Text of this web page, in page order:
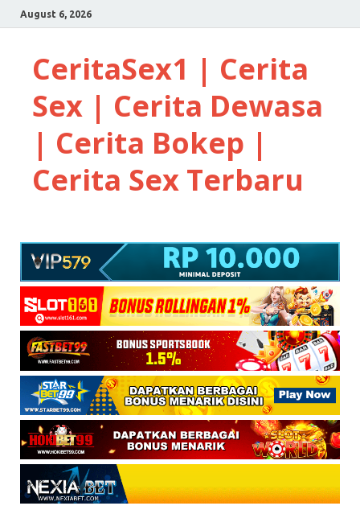
August 6, 2026
CeritaSex1 | Cerita
Sex | Cerita Dewasa
| Cerita Bokep |
Cerita Sex Terbaru